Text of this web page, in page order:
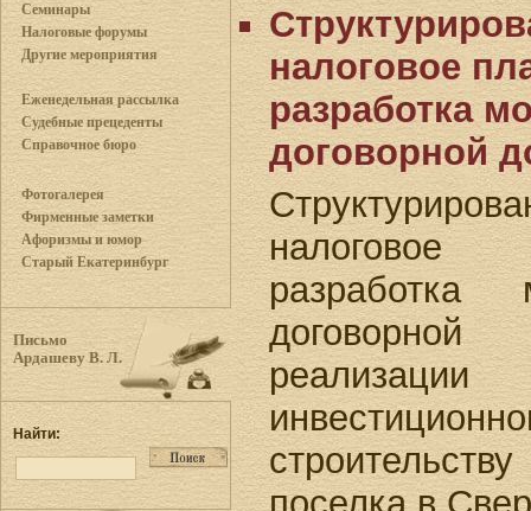
Семинары
Налоговые форумы
Другие мероприятия
Еженедельная рассылка
Судебные прецеденты
Справочное бюро
Фотогалерея
Фирменные заметки
Афоризмы и юмор
Старый Екатеринбург
Письмо
Ардашеву В. Л.
Найти:
налоговое
разработка
договорной